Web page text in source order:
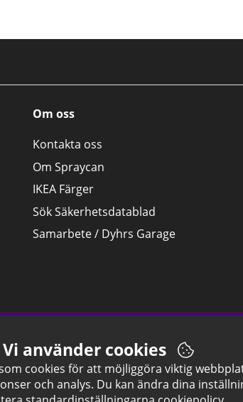
Om oss
Kontakta oss
Om Spraycan
IKEA Färger
Sök Säkerhetsdatablad
Samarbete / Dyhrs Garage
Vi använder cookies
cookies för att möjliggöra viktig
och analys. Du kan ändra dina